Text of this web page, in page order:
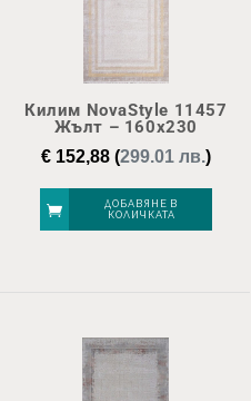
Килим NovaStyle 11457
Жълт – 160х230
€152,88(299.01 лв.)
ДОБАВЯНЕ В
КОЛИЧКАТА